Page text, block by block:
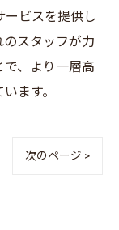
ビスを提供し
スタッフが力
、より一層高
ます。
次のページ >